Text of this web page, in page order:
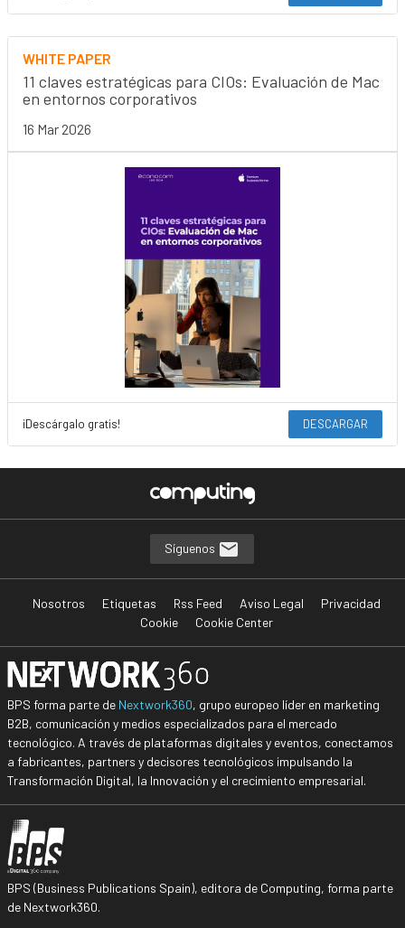
WHITE PAPER
11 claves estratégicas para CIOs: Evaluación de Mac
en entornos corporativos
16 Mar 2026
¡Descárgalo gratis! DESCARGAR
Síguenos
Nosotros Etiquetas Rss Feed Aviso Legal
Privacidad
Cookie
Cookie Center
BPS forma parte de Nextwork360, grupo europeo líder en marketing
B2B, comunicación y medios especializados para el mercado
tecnológico. A través de plataformas digitales y eventos, conectamos
a fabricantes, partners y decisores tecnológicos impulsando la
Transformación Digital, la Innovación y el crecimiento empresarial.
BPS (Business Publications Spain), editora de Computing, forma parte
de Nextwork360.